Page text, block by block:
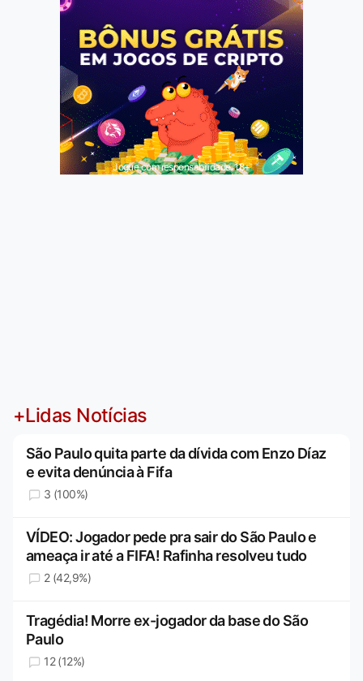
Jogue com responsabilidade. 18+
+Lidas Notícias
São Paulo quita parte da dívida com Enzo Díaz
e evita denúncia à Fifa
3 (100%)
VÍDEO: Jogador pede pra sair do São Paulo e
ameaça ir até a FIFA! Rafinha resolveu tudo
2 (42,9%)
Tragédia! Morre ex-jogador da base do São
Paulo
12 (12%)